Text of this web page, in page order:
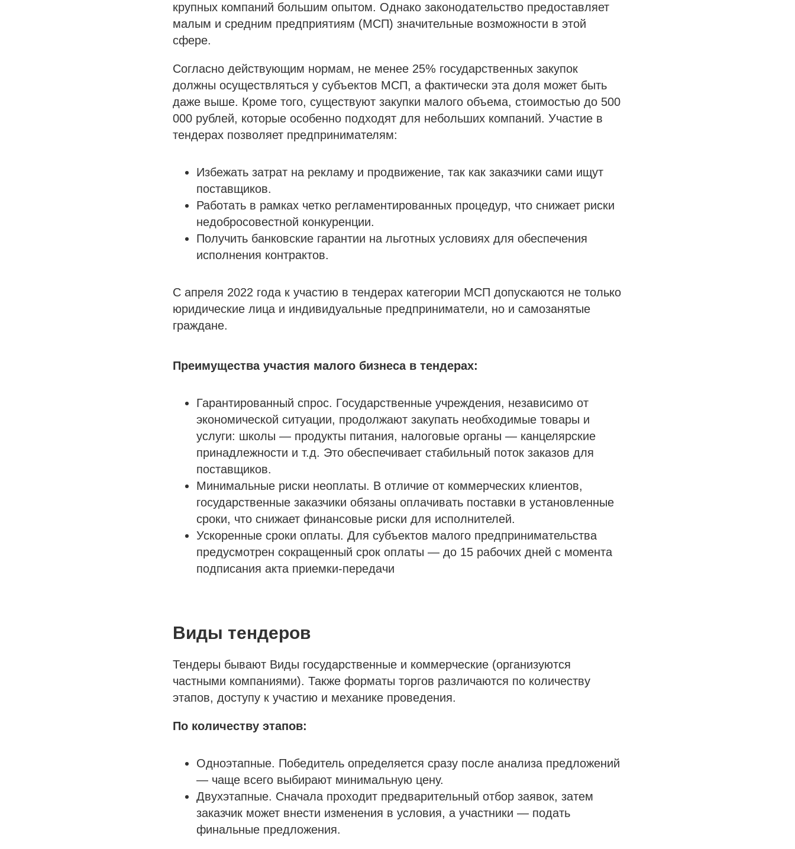
крупных компаний большим опытом. Однако законодательство предоставляет
малым и средним предприятиям (МСП) значительные возможности в этой
сфере.
Согласно действующим нормам, не менее 25% государственных закупок
должны осуществляться у субъектов МСП, а фактически эта доля может быть
даже выше. Кроме того, существуют закупки малого объема, стоимостью до 500
000 рублей, которые особенно подходят для небольших компаний. Участие в
тендерах позволяет предпринимателям:
Избежать затрат на рекламу и продвижение, так как заказчики сами ищут
поставщиков.
Работать в рамках четко регламентированных процедур, что снижает риски
недобросовестной конкуренции.
Получить банковские гарантии на льготных условиях для обеспечения
исполнения контрактов.
С апреля 2022 года к участию в тендерах категории МСП допускаются не только
юридические лица и индивидуальные предприниматели, но и самозанятые
граждане.
Преимущества участия малого бизнеса в тендерах:
Гарантированный спрос. Государственные учреждения, независимо от
экономической ситуации, продолжают закупать необходимые товары и
услуги: школы — продукты питания, налоговые органы — канцелярские
принадлежности и т.д. Это обеспечивает стабильный поток заказов для
поставщиков.
Минимальные риски неоплаты. В отличие от коммерческих клиентов,
государственные заказчики обязаны оплачивать поставки в установленные
сроки, что снижает финансовые риски для исполнителей.
Ускоренные сроки оплаты. Для субъектов малого предпринимательства
предусмотрен сокращенный срок оплаты — до 15 рабочих дней с момента
подписания акта приемки-передачи
Виды тендеров
Тендеры бывают Виды государственные и коммерческие (организуются
частными компаниями). Также форматы торгов различаются по количеству
этапов, доступу к участию и механике проведения.
По количеству этапов:
Одноэтапные. Победитель определяется сразу после анализа предложений
— чаще всего выбирают минимальную цену.
Двухэтапные. Сначала проходит предварительный отбор заявок, затем
заказчик может внести изменения в условия, а участники — подать
финальные предложения.